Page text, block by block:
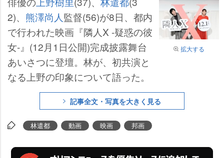
拡大する
2)、 熊澤尚人監督(56)が8日、都内
で行われた映画『隣人X -疑惑の彼
女-』(12月1日公開)完成披露舞台
あいさつに登壇。林が、初共演と
なる上野の印象について語った。
記事全文・写真を大きく見る
林遣都 動画 映画 邦画